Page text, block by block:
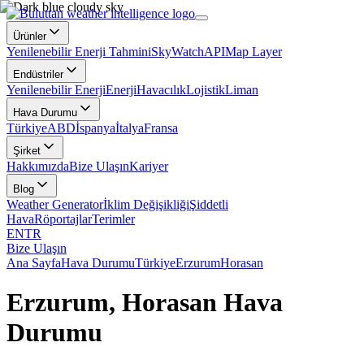
Ürünler
Yenilenebilir Enerji TahminiSkyWatchAPIMap Layer
Endüstriler
Yenilenebilir EnerjiEnerjiHavacılıkLojistikLiman
Hava Durumu
TürkiyeABDİspanyaİtalyaFransa
Şirket
HakkımızdaBize UlaşınKariyer
Blog
Weather Generatorİklim DeğişikliğiŞiddetli
HavaRöportajlarTerimler
ENTR
Bize Ulaşın
Ana SayfaHava DurumuTürkiyeErzurumHorasan
Erzurum, Horasan Hava
Durumu